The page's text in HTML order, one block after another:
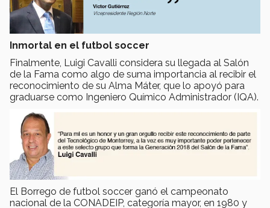
Inmortal en el futbol soccer
Finalmente, Luigi Cavalli considera su llegada al Salón
de la Fama como algo de suma importancia al recibir el
reconocimiento de su Alma Máter, que lo apoyó para
graduarse como Ingeniero Químico Administrador (IQA).
El Borrego de futbol soccer ganó el campeonato
nacional de la CONADEIP, categoría mayor, en 1980 y